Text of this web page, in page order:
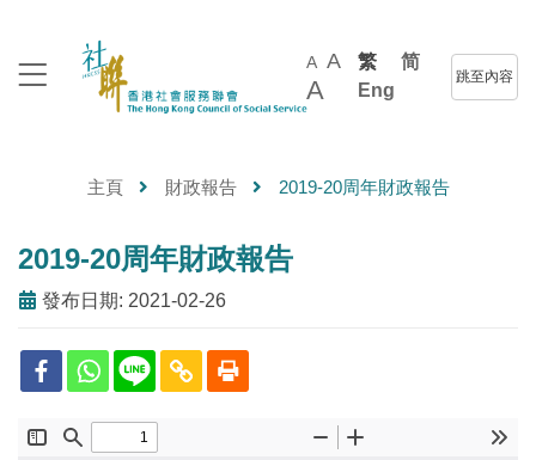
A A
A
繁
简
Eng
跳至內容
主頁 財政報告 2019-20周年財政報告
2019-20周年財政報告
發布日期: 2021-02-26